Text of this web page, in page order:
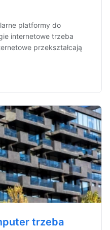
platformy do
internetowe trzeba
przekształcają
trzeba